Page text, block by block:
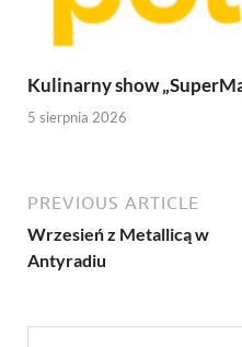
Kulinarny show
5 sierpnia 2026
PREVIOUS ARTICLE
Wrzesień z Metallicą w
Antyradiu